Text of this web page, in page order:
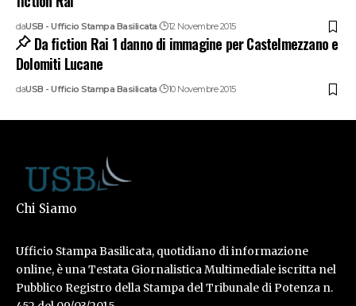
daUSB - Ufficio Stampa Basilicata 12 Novembre 2015
Da fiction Rai 1 danno di immagine per Castelmezzano e
Dolomiti Lucane
daUSB - Ufficio Stampa Basilicata 10 Novembre 2015
Chi Siamo
Ufficio Stampa Basilicata, quotidiano di informazione
online, è una Testata Giornalistica Multimediale iscritta nel
Pubblico Registro della Stampa del Tribunale di Potenza n.